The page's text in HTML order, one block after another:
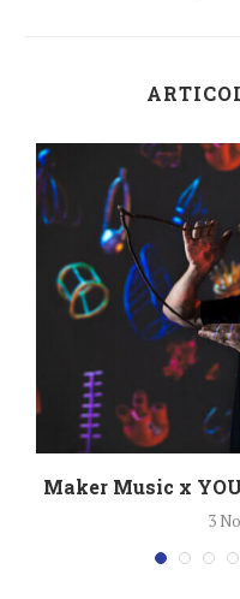
Maker Music x
3